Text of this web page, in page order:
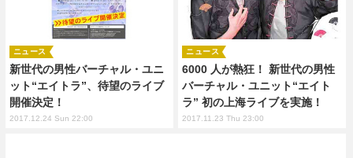
新世代の男性バーチャル・ユニ
ット“エイトラ”、待望のライブ
開催決定！
ニュース
2017.12.24 Sun 22:00
6000 人が熱狂！ 新世代の男性
バーチャル・ユニット“エイト
ラ” 初の上海ライブを実施！
ニュース
2017.11.23 Thu 23:00